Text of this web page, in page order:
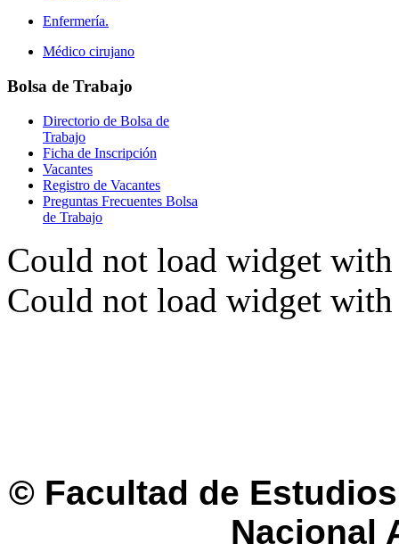
Enfermería.
Médico cirujano
Bolsa de Trabajo
Directorio de Bolsa de
Trabajo
Ficha de Inscripción
Vacantes
Registro de Vacantes
Preguntas Frecuentes Bolsa
de Trabajo
Could not load widget
Could not load widget
© Facultad de
Nacional